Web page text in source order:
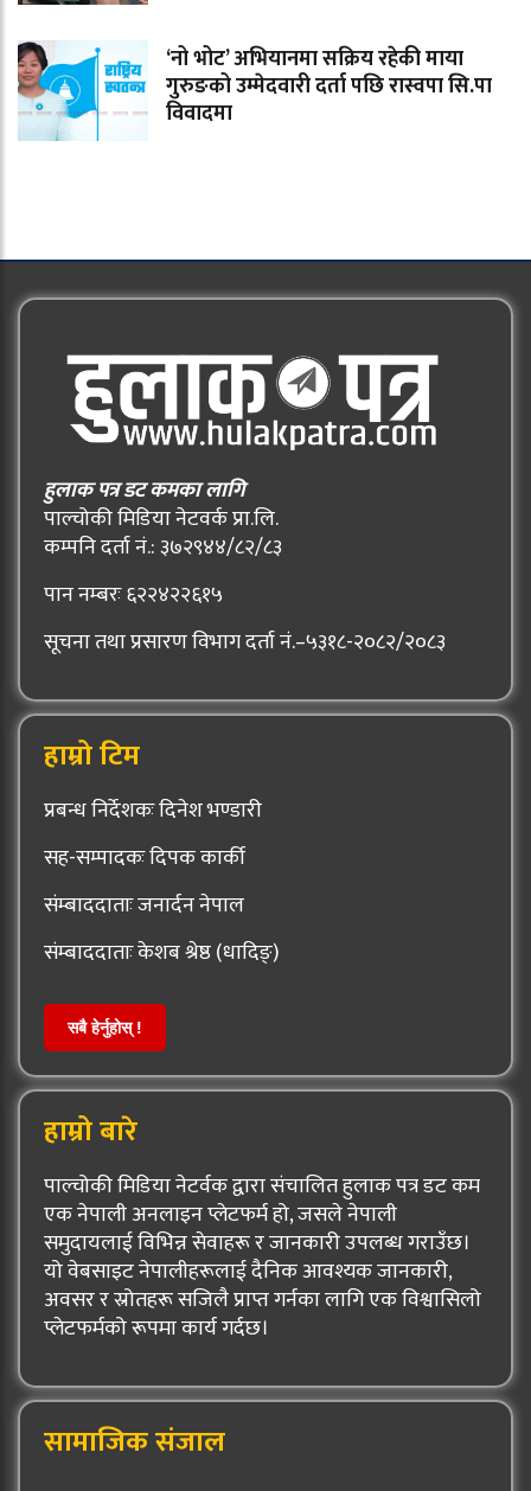
‘नो भोट’ अभियानमा सक्रिय रहेकी माया
गुरुङको उम्मेदवारी दर्ता पछि रास्वपा सि.पा
विवादमा
हुलाक पत्र डट कमका लागि
पाल्चोकी मिडिया नेटवर्क प्रा.लि.
कम्पनि दर्ता नं.: ३७२९४४/८२/८३
पान नम्बरः ६२२४२२६१५
सूचना तथा प्रसारण विभाग दर्ता नं.–५३१८-२०८२/२०८३
हाम्रो टिम
प्रबन्ध निर्देशकः दिनेश भण्डारी
सह-सम्पादकः दिपक कार्की
संम्बाददाताः जनार्दन नेपाल
संम्बाददाताः केशब श्रेष्ठ (धादिङ्)
सबै हेर्नुहोस् !
हाम्रो बारे
पाल्चोकी मिडिया नेटर्वक द्वारा संचालित हुलाक पत्र डट कम
एक नेपाली अनलाइन प्लेटफर्म हो, जसले नेपाली
समुदायलाई विभिन्न सेवाहरू र जानकारी उपलब्ध गराउँछ।
यो वेबसाइट नेपालीहरूलाई दैनिक आवश्यक जानकारी,
अवसर र स्रोतहरू सजिलै प्राप्त गर्नका लागि एक विश्वासिलो
प्लेटफर्मको रूपमा कार्य गर्दछ।
सामाजिक संजाल